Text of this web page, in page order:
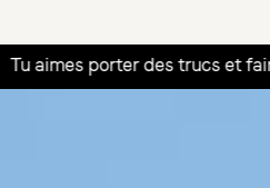
des trucs et faire des blagues ?